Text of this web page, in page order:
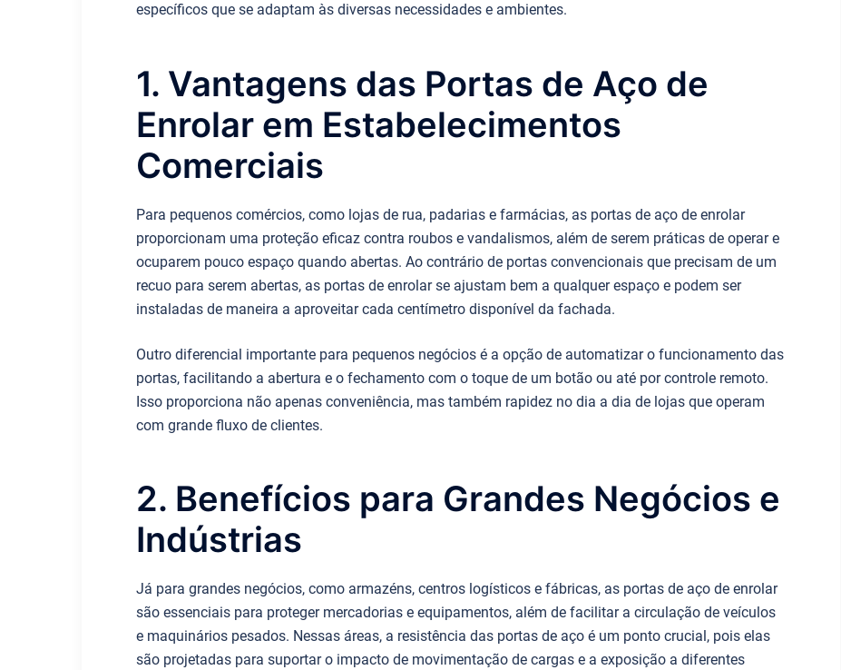
específicos que se adaptam às diversas necessidades e ambientes.
1. Vantagens das Portas de Aço de
Enrolar em Estabelecimentos
Comerciais
Para pequenos comércios, como lojas de rua, padarias e farmácias, as portas de aço de enrolar
proporcionam uma proteção eficaz contra roubos e vandalismos, além de serem práticas de operar e
ocuparem pouco espaço quando abertas. Ao contrário de portas convencionais que precisam de um
recuo para serem abertas, as portas de enrolar se ajustam bem a qualquer espaço e podem ser
instaladas de maneira a aproveitar cada centímetro disponível da fachada.
Outro diferencial importante para pequenos negócios é a opção de automatizar o funcionamento das
portas, facilitando a abertura e o fechamento com o toque de um botão ou até por controle remoto.
Isso proporciona não apenas conveniência, mas também rapidez no dia a dia de lojas que operam
com grande fluxo de clientes.
2. Benefícios para Grandes Negócios e
Indústrias
Já para grandes negócios, como armazéns, centros logísticos e fábricas, as portas de aço de enrolar
são essenciais para proteger mercadorias e equipamentos, além de facilitar a circulação de veículos
e maquinários pesados. Nessas áreas, a resistência das portas de aço é um ponto crucial, pois elas
são projetadas para suportar o impacto de movimentação de cargas e a exposição a diferentes